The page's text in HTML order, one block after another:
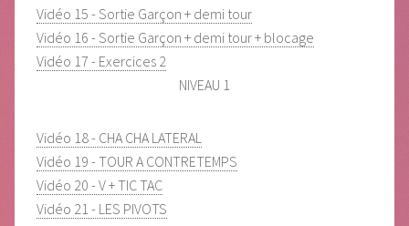
Vidéo 15 - Sortie Garçon + demi tour
Vidéo 16 - Sortie Garçon + demi tour + blocage
Vidéo 17 - Exercices 2
NIVEAU 1
Vidéo 18 - CHA CHA LATERAL
Vidéo 19 - TOUR A CONTRETEMPS
Vidéo 20 - V + TIC TAC
Vidéo 21 - LES PIVOTS